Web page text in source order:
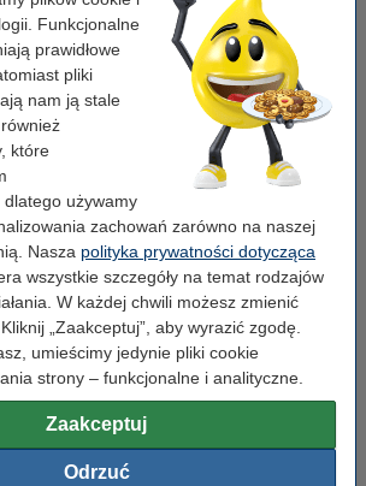
Funkcjonalne
prawidłowe
pliki
nam ją stale
które
używamy
zachowań zarówno na naszej
Nasza polityka prywatności dotycząca
wszystkie szczegóły na temat rodzajów
W każdej chwili możesz zmienić
„Zaakceptuj”, aby wyrazić zgodę.
umieścimy jedynie pliki cookie
strony – funkcjonalne i analityczne.
Zaakceptuj
Odrzuć
TN910Y
051141
XXXL
TN910Y
A4 80 g/m2 (2500 szt.), 123drukuj
ten toner (wersję 123drukuj) zamiast
Popularne produkty